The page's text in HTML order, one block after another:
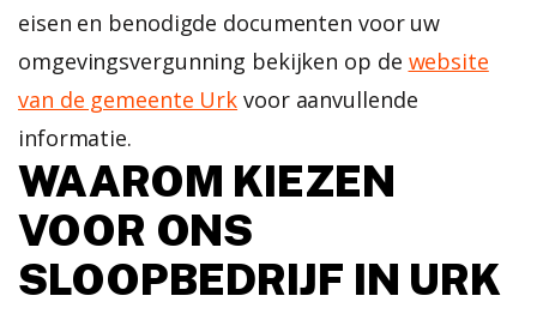
eisen en benodigde documenten voor uw
omgevingsvergunning bekijken op de website
van de gemeente Urk voor aanvullende
informatie.
WAAROM KIEZEN
VOOR ONS
SLOOPBEDRIJF IN URK